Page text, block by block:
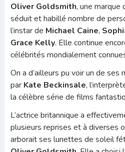
Oliver Goldsmith, une
séduit et habillé nombre de
l’instar de Michael Caine,
Grace Kelly. Elle continue
célébrités mondialement
On a d’ailleurs pu voir un de
par Kate Beckinsale,
la célèbre série de films
L’actrice britannique a
plusieurs reprises et à diverses
arborait ses lunettes de soleil